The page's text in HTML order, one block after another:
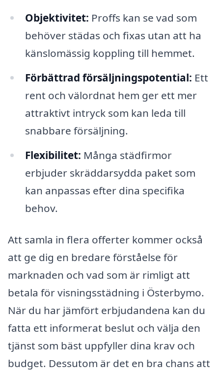
Objektivitet: Proffs kan se vad som
behöver städas och fixas utan att ha
känslomässig koppling till hemmet.
Förbättrad försäljningspotential: Ett
rent och välordnat hem ger ett mer
attraktivt intryck som kan leda till
snabbare försäljning.
Flexibilitet: Många städfirmor
erbjuder skräddarsydda paket som
kan anpassas efter dina specifika
behov.
Att samla in flera offerter kommer också
att ge dig en bredare förståelse för
marknaden och vad som är rimligt att
betala för visningsstädning i Österbymo.
När du har jämfört erbjudandena kan du
fatta ett informerat beslut och välja den
tjänst som bäst uppfyller dina krav och
budget. Dessutom är det en bra chans att